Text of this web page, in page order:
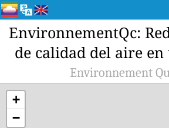
EnvironnementQc:
de calidad del aire
Environnement
+
−